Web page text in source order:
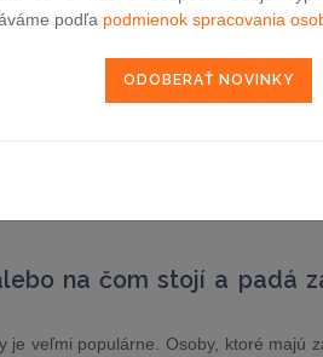
daňový bonus nepripraví
daňového bonusu na
Zamestnanci sa tak nemusia
cestu v zahraničí.
na čom stojí a padá
je veľmi populárne. Osoby, ktoré majú
podľa podmienok spracovania